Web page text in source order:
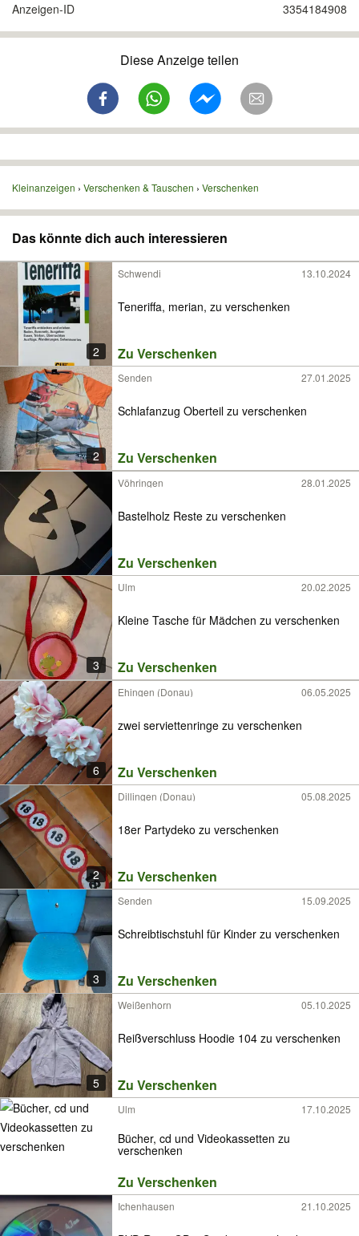
Anzeigen-ID 3354184908
Diese Anzeige teilen
Kleinanzeigen Verschenken & Tauschen Verschenken
Das könnte dich auch interessieren
2
Schwendi 13.10.2024
Teneriffa, merian, zu verschenken
Zu Verschenken
2
Senden 27.01.2025
Schlafanzug Oberteil zu verschenken
Zu Verschenken
Vöhringen 28.01.2025
Bastelholz Reste zu verschenken
Zu Verschenken
3
Ulm 20.02.2025
Kleine Tasche für Mädchen zu verschenken
Zu Verschenken
6
Ehingen (Donau) 06.05.2025
zwei serviettenringe zu verschenken
Zu Verschenken
2
Dillingen (Donau) 05.08.2025
18er Partydeko zu verschenken
Zu Verschenken
3
Senden 15.09.2025
Schreibtischstuhl für Kinder zu verschenken
Zu Verschenken
5
Weißenhorn 05.10.2025
Reißverschluss Hoodie 104 zu verschenken
Zu Verschenken
Ulm 17.10.2025
Bücher, cd und Videokassetten zu
verschenken
Zu Verschenken
Ichenhausen 21.10.2025